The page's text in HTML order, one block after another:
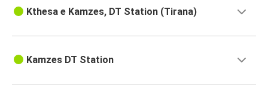
Tirana
Tirana
Kthesa e Kamzes, DT Station (Tirana)
Kamzes DT Station